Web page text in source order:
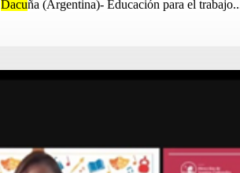
Dacuña (Argentina)- Educación para el